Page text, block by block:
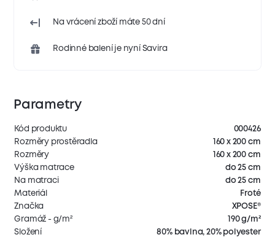
Na vrácení zboží máte 50 dní
Rodinné balení je nyní Savira
Parametry
Kód produktu
000426
Rozměry prostěradla
160 x 200 cm
Rozměry
160 x 200 cm
Výška matrace
do 25 cm
Na matraci
do 25 cm
Materiál
Froté
Značka
XPOSE®
Gramáž - g/m²
190 g/m²
Složení
80% bavlna, 20% polyester